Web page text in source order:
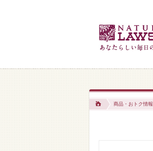
商品・おトク情報